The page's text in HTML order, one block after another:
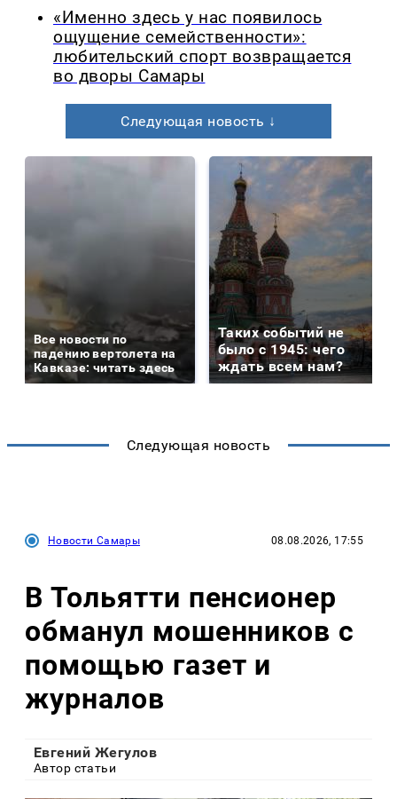
«Именно здесь у нас появилось
ощущение семейственности»:
любительский спорт возвращается
во дворы Самары
Следующая новость ↓
Все новости по
падению вертолета на
Кавказе: читать здесь
Таких событий не
было с 1945: чего
ждать всем нам?
Следующая новость
Новости Самары 08.08.2026, 17:55
В Тольятти пенсионер
обманул мошенников с
помощью газет и
журналов
Евгений Жегулов
Автор статьи